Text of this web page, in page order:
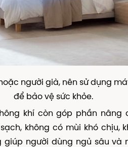
người già, nên sử dụng
để bảo vệ sức khỏe.
khí còn góp phần nâng
không có mùi khó chịu,
người dùng ngủ sâu và